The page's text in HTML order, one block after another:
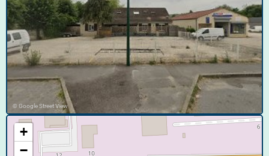
© Google Street View
+
−